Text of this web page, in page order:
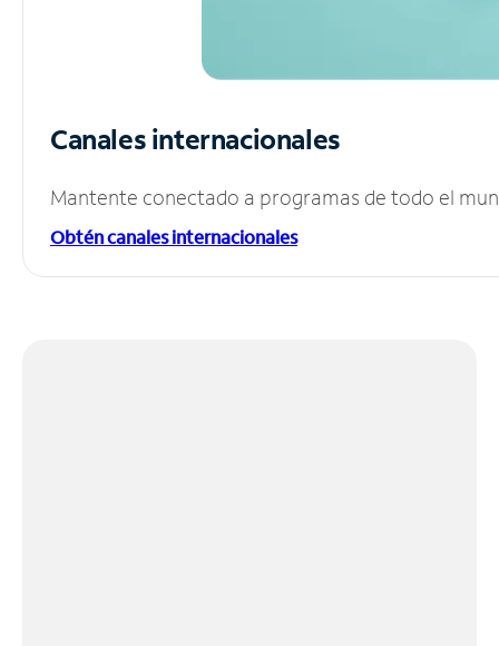
Canales internacionales
Mantente conectado a programas de todo el
Obtén canales internacionales